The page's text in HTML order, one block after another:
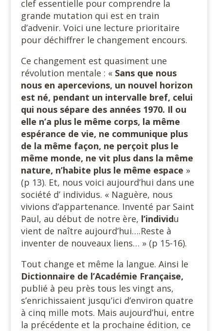
clef essentielle pour comprendre la
grande mutation qui est en train
d’advenir. Voici une lecture prioritaire
pour déchiffrer le changement encours.
Ce changement est quasiment une
révolution mentale : « Sans que nous
nous en apercevions, un nouvel horizon
est né, pendant un intervalle bref, celui
qui nous sépare des années 1970. Il ou
elle n’a plus le même corps, la même
espérance de vie, ne communique plus
de la même façon, ne perçoit plus le
même monde, ne vit plus dans la même
nature, n’habite plus le même espace »
(p 13). Et, nous voici aujourd’hui dans une
société d’ individus. « Naguère, nous
vivions d’appartenance. Inventé par Saint
Paul, au début de notre ère, l’individu
vient de naître aujourd’hui….Reste à
inventer de nouveaux liens… » (p 15-16).
Tout change et même la langue. Ainsi le
Dictionnaire de l’Académie Française,
publié à peu près tous les vingt ans,
s’enrichissaient jusqu’ici d’environ quatre
à cinq mille mots. Mais aujourd’hui, entre
la précédente et la prochaine édition, ce